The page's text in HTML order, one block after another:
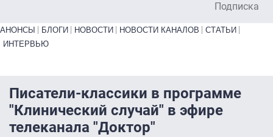
Подписка
Primary links bottom
АНОНСЫ БЛОГИ НОВОСТИ НОВОСТИ КАНАЛОВ
СТАТЬИ
ИНТЕРВЬЮ
Писатели-классики в программе
"Клинический случай" в эфире
телеканала "Доктор"